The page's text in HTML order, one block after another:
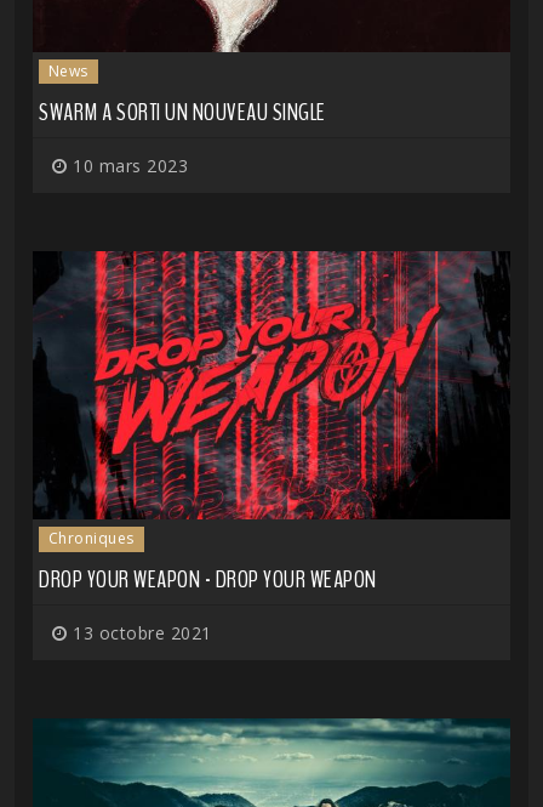
News
SWARM A SORTI UN NOUVEAU SINGLE
10 mars 2023
Chroniques
DROP YOUR WEAPON - DROP YOUR WEAPON
13 octobre 2021